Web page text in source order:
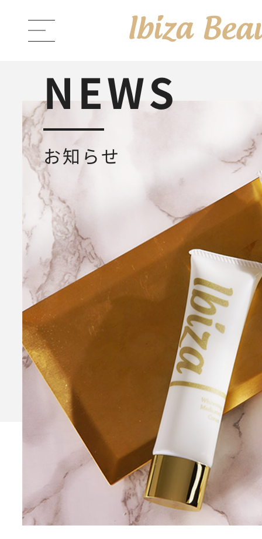
ABOUT Ibiza Beauty ブラ
CONTENTS コンテンツサイト
PRODUCTS 商品一覧
Ibiza Cream薬用イビサク
Ibiza Serum Pro薬用イビ
Ibiza Soap 薬用イビサソープ
Ibiza Deodorant薬用イ
Ibiza Body Scrub薬用イ
Ibiza Hair Removal
薬用イビサヘアーリムーバルクリ
NEWS
お知らせ